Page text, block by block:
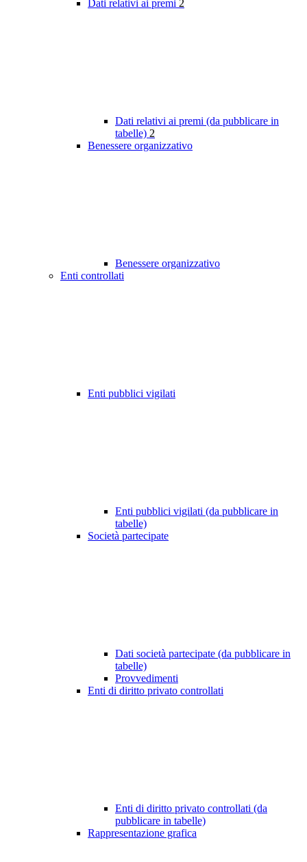
Dati relativi ai premi 2
Dati relativi ai premi (da pubblicare in
tabelle) 2
Benessere organizzativo
Benessere organizzativo
Enti controllati
Enti pubblici vigilati
Enti pubblici vigilati (da pubblicare in
tabelle)
Società partecipate
Dati società partecipate (da pubblicare in
tabelle)
Provvedimenti
Enti di diritto privato controllati
Enti di diritto privato controllati (da
pubblicare in tabelle)
Rappresentazione grafica